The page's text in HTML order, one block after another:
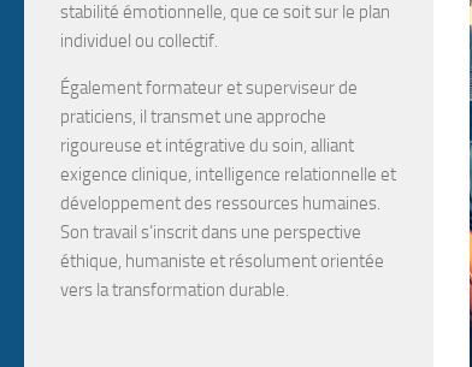
stabilité émotionnelle, que ce soit sur le plan
individuel ou collectif.
Égalementformateur etsuperviseur de
praticiens, il transmet une approche
rigoureuse et intégrative du soin, alliant
exigence clinique, intelligence relationnelle et
développement des ressources humaines.
Son travail s’inscrit dans une perspective
éthique, humaniste et résolument orientée
vers la transformation durable.